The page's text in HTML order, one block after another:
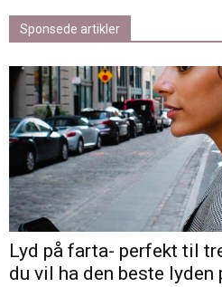
Sponsede artikler
Lyd på farta- perfekt til
du vil ha den beste lyden